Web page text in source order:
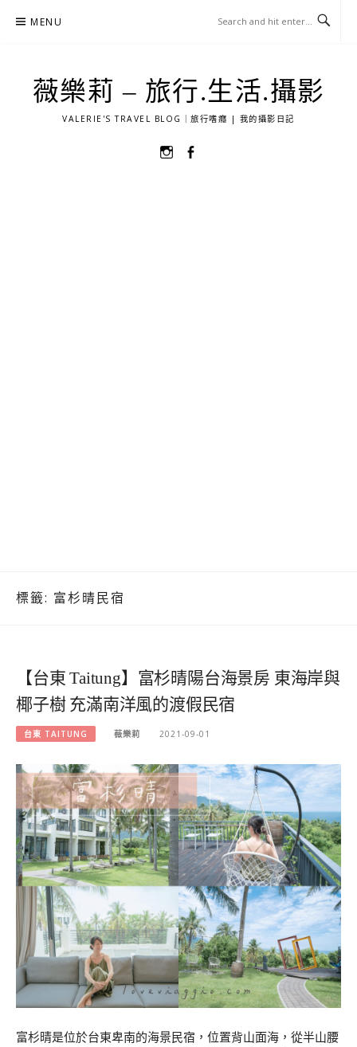
MENU
薇樂莉 – 旅行.生活.攝影
VALERIE'S TRAVEL BLOG｜旅行嗜癮 | 我的攝影日記
選
標籤: 富杉晴民宿
【台東 Taitung】富杉晴陽台海景房 東海岸與
椰子樹 充滿南洋風的渡假民宿
台東 TAITUNG 薇樂莉 2021-09-01
富杉晴是位於台東卑南的海景民宿，位置背山面海，從半山腰